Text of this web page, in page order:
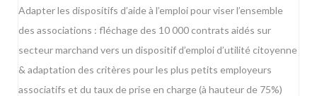
Adapter les dispositifs d’aide à l’emploi pour viser l’ensemble
des associations : fléchage des 10 000 contrats aidés sur
secteur marchand vers un dispositif d’emploi d’utilité citoyenne
& adaptation des critères pour les plus petits employeurs
associatifs et du taux de prise en charge (à hauteur de 75%)